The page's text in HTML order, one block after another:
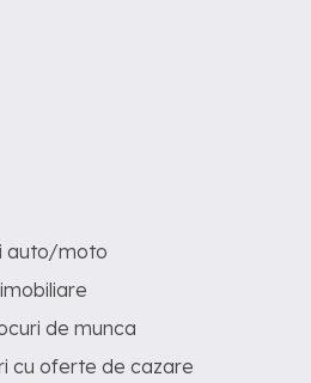
auto/moto
de munca
cu oferte de cazare